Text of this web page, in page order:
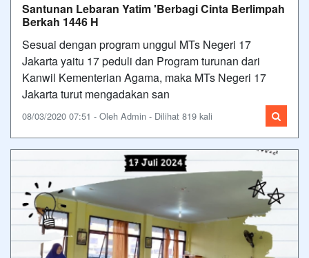
Santunan Lebaran Yatim 'Berbagi Cinta Berlimpah
Berkah 1446 H
Sesuai dengan program unggul MTs Negeri 17
Jakarta yaitu 17 peduli dan Program turunan dari
Kanwil Kementerian Agama, maka MTs Negeri 17
Jakarta turut mengadakan san
08/03/2020 07:51 - Oleh Admin - Dilihat 819 kali